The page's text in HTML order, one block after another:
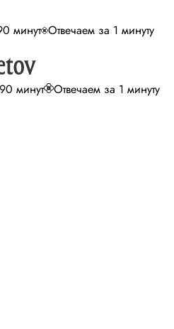
минут Отвечаем за 1 минуту
минут Отвечаем за 1 минуту